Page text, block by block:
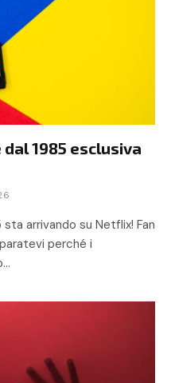
1985 esclusiva
arrivando su Netflix! Fan
perché i